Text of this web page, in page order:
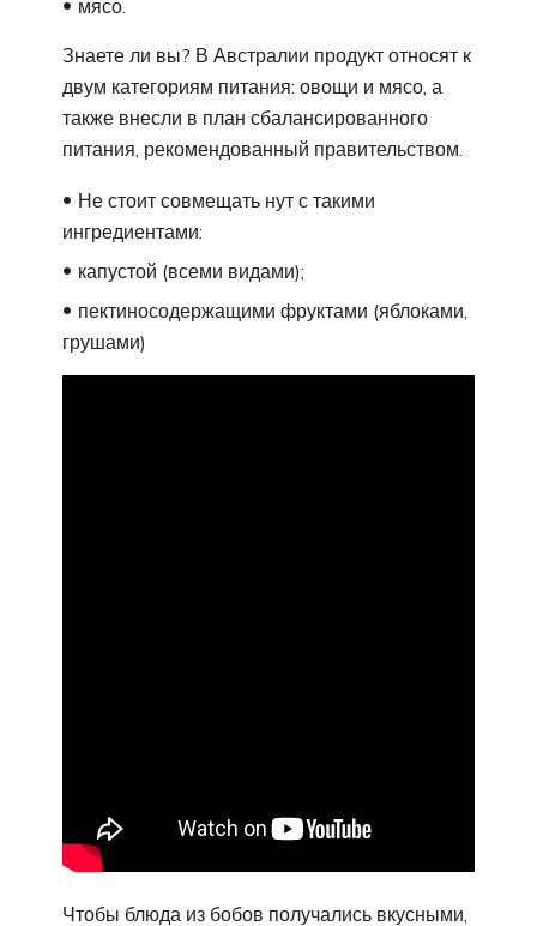
мясо.
Знаете ли вы? В Австралии продукт относят к
двум категориям питания: овощи и мясо, а
также внесли в план сбалансированного
питания, рекомендованный правительством.
Не стоит совмещать нут с такими
ингредиентами:
капустой (всеми видами);
пектиносодержащими фруктами (яблоками,
грушами)
Чтобы блюда из бобов получались вкусными,